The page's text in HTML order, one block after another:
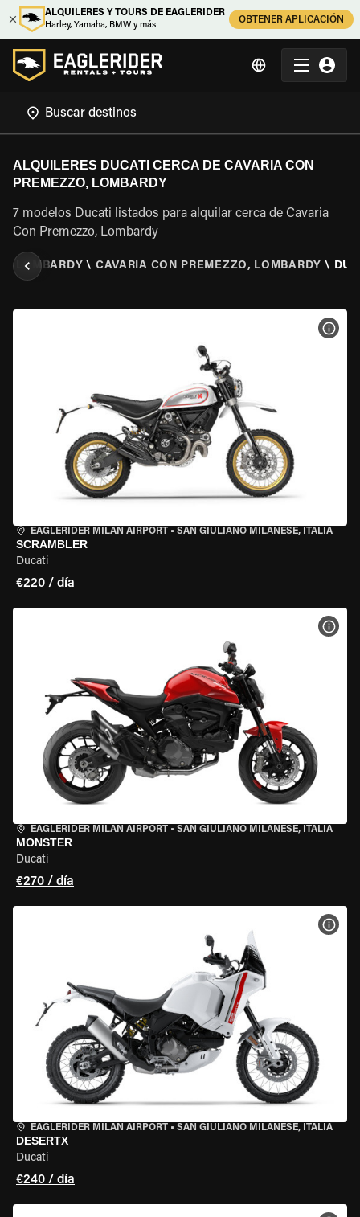
ALQUILERES Y TOURS DE EAGLERIDER
Harley, Yamaha, BMW y más
OBTENER APLICACIÓN
ALQUILERES DUCATI CERCA DE CAVARIA CON
PREMEZZO, LOMBARDY
7 modelos Ducati listados para alquilar cerca de Cavaria
Con Premezzo, Lombardy
LOMBARDY \ CAVARIA CON PREMEZZO, LOMBARDY \
EAGLERIDER MILAN AIRPORT • SAN GIULIANO MILANESE, ITALIA
SCRAMBLER
Ducati
€220 / día
VER
EAGLERIDER MILAN AIRPORT • SAN GIULIANO MILANESE, ITALIA
MONSTER
Ducati
€270 / día
VER
EAGLERIDER MILAN AIRPORT • SAN GIULIANO MILANESE, ITALIA
DESERTX
Ducati
€240 / día
VER